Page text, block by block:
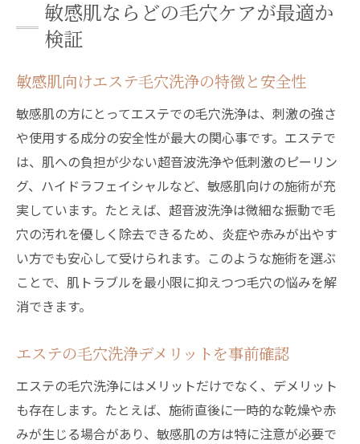
敏感肌ならどの毛穴ケアが最適か
検証
敏感肌向けエステ毛穴洗浄の特徴と安全性
敏感肌の方にとってエステでの毛穴洗浄は、刺激の強さ
や使用する成分の安全性が最大の関心事です。エステで
は、肌への負担が少ない超音波洗浄や低刺激のピーリン
グ、ハイドラフェイシャルなど、敏感肌向けの施術が充
実しています。たとえば、超音波洗浄は微細な振動で毛
穴の汚れを優しく除去できるため、炎症や赤みが出やす
い方でも安心して受けられます。このような施術を選ぶ
ことで、肌トラブルを最小限に抑えつつ毛穴の悩みを解
消できます。
エステの毛穴洗浄デメリットを事前確認
エステの毛穴洗浄にはメリットだけでなく、デメリット
も存在します。たとえば、施術直後に一時的な乾燥や赤
みが生じる場合があり、敏感肌の方は特に注意が必要で